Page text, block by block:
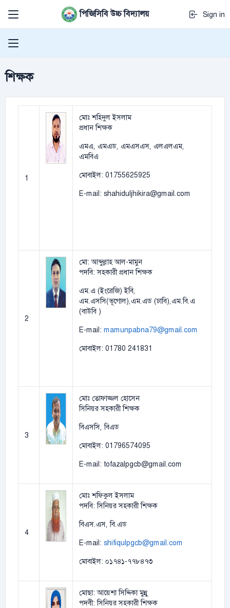
পিজিসিবি উচ্চ বিদ্যালয় Sign in
শিক্ষক
1
মোঃ শহিদুল ইসলাম
প্রধান শিক্ষক
এমএ, এমএড, এমএসএস, এলএলএম,
এমবিএ
মোবাইল: 01755625925
E-mail: shahiduljhikira@gmail.com
2
মো: আব্দুল্লাহ আল-মামুন
পদবি: সহকারী প্রধান শিক্ষক
এম.এ (ইংরেজি) ইবি,
এম.এসসি(ভূগোল),এম.এড (ঢাবি),এম.বি.এ
(বাউবি )
E-mail: mamunpabna79@gmail.com
মোবাইল: 01780 241831
3
মোঃ তোফাজ্জল হোসেন
সিনিয়র সহকারী শিক্ষক
বিএসসি, বিএড
মোবাইল: 01796574095
E-mail: tofazalpgcb@gmail.com
4
মোঃ শফিকুল ইসলাম
পদবি: সিনিয়র সহকারী শিক্ষক
বিএস.এস, বি.এড
E-mail: shifiqulpgcb@gmail.com
মোবাইল: ০১৭৪১-৭৭৮৪৭৩
মোছা: আয়েশা সিদ্দিকা মুন্নু
পদবী: সিনিয়র সহকারী শিক্ষক